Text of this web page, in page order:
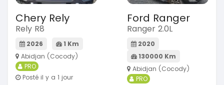
Chery Rely
Rely R8
2026
1 Km
Abidjan (Cocody)
PRO
Posté il y a 1 jour
Ford Ranger
Ranger 2.0L
2020
130000 Km
Abidjan (Cocody)
PRO